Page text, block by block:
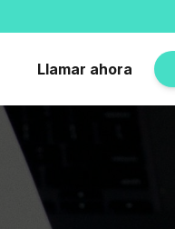
Llamar ahora